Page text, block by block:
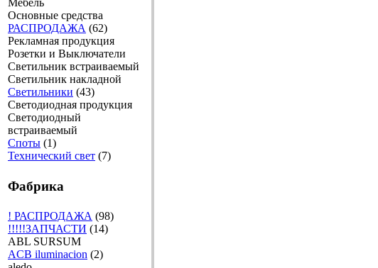
Мебель
Основные средства
РАСПРОДАЖА (62)
Рекламная продукция
Розетки и Выключатели
Светильник встраиваемый
Светильник накладной
Светильники (43)
Светодиодная продукция
Светодиодный
встраиваемый
Споты (1)
Технический свет (7)
Фабрика
! РАСПРОДАЖА (98)
!!!!!ЗАПЧАСТИ (14)
ABL SURSUM
ACB iluminacion (2)